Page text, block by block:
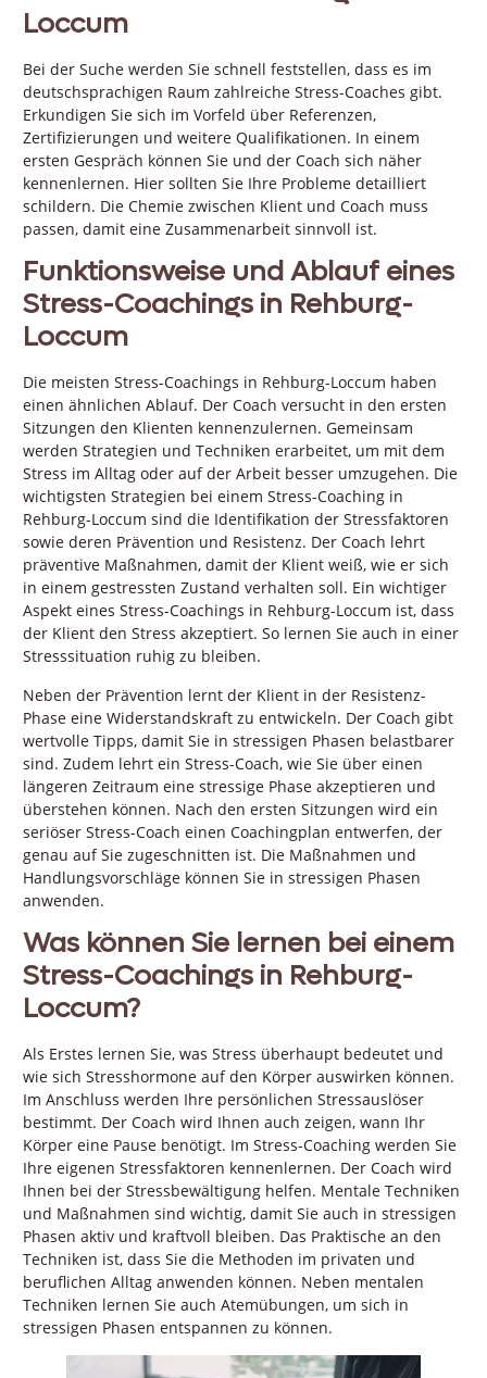
Loccum
Bei der Suche werden Sie schnell feststellen, dass es im
deutschsprachigen Raum zahlreiche Stress-Coaches gibt.
Erkundigen Sie sich im Vorfeld über Referenzen,
Zertifizierungen und weitere Qualifikationen. In einem
ersten Gespräch können Sie und der Coach sich näher
kennenlernen. Hier sollten Sie Ihre Probleme detailliert
schildern. Die Chemie zwischen Klient und Coach muss
passen, damit eine Zusammenarbeit sinnvoll ist.
Funktionsweise und Ablauf eines
Stress-Coachings in Rehburg-
Loccum
Die meisten Stress-Coachings in Rehburg-Loccum haben
einen ähnlichen Ablauf. Der Coach versucht in den ersten
Sitzungen den Klienten kennenzulernen. Gemeinsam
werden Strategien und Techniken erarbeitet, um mit dem
Stress im Alltag oder auf der Arbeit besser umzugehen. Die
wichtigsten Strategien bei einem Stress-Coaching in
Rehburg-Loccum sind die Identifikation der Stressfaktoren
sowie deren Prävention und Resistenz. Der Coach lehrt
präventive Maßnahmen, damit der Klient weiß, wie er sich
in einem gestressten Zustand verhalten soll. Ein wichtiger
Aspekt eines Stress-Coachings in Rehburg-Loccum ist, dass
der Klient den Stress akzeptiert. So lernen Sie auch in einer
Stresssituation ruhig zu bleiben.
Neben der Prävention lernt der Klient in der Resistenz-
Phase eine Widerstandskraft zu entwickeln. Der Coach gibt
wertvolle Tipps, damit Sie in stressigen Phasen belastbarer
sind. Zudem lehrt ein Stress-Coach, wie Sie über einen
längeren Zeitraum eine stressige Phase akzeptieren und
überstehen können. Nach den ersten Sitzungen wird ein
seriöser Stress-Coach einen Coachingplan entwerfen, der
genau auf Sie zugeschnitten ist. Die Maßnahmen und
Handlungsvorschläge können Sie in stressigen Phasen
anwenden.
Was können Sie lernen bei einem
Stress-Coachings in Rehburg-
Loccum?
Als Erstes lernen Sie, was Stress überhaupt bedeutet und
wie sich Stresshormone auf den Körper auswirken können.
Im Anschluss werden Ihre persönlichen Stressauslöser
bestimmt. Der Coach wird Ihnen auch zeigen, wann Ihr
Körper eine Pause benötigt. Im Stress-Coaching werden Sie
Ihre eigenen Stressfaktoren kennenlernen. Der Coach wird
Ihnen bei der Stressbewältigung helfen. Mentale Techniken
und Maßnahmen sind wichtig, damit Sie auch in stressigen
Phasen aktiv und kraftvoll bleiben. Das Praktische an den
Techniken ist, dass Sie die Methoden im privaten und
beruflichen Alltag anwenden können. Neben mentalen
Techniken lernen Sie auch Atemübungen, um sich in
stressigen Phasen entspannen zu können.